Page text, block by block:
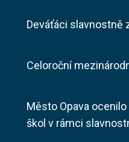
Deváťáci slavnostně
Celoroční
Město Opava
škol v rámci